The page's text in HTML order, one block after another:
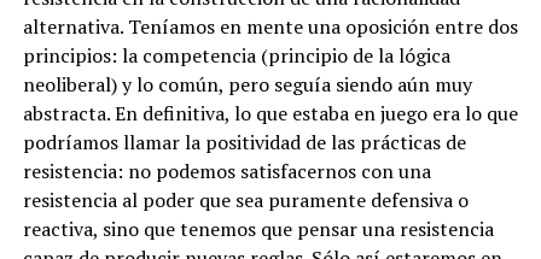
alternativa. Teníamos en mente una oposición entre dos
principios: la competencia (principio de la lógica
neoliberal) y lo común, pero seguía siendo aún muy
abstracta. En definitiva, lo que estaba en juego era lo que
podríamos llamar la positividad de las prácticas de
resistencia: no podemos satisfacernos con una
resistencia al poder que sea puramente defensiva o
reactiva, sino que tenemos que pensar una resistencia